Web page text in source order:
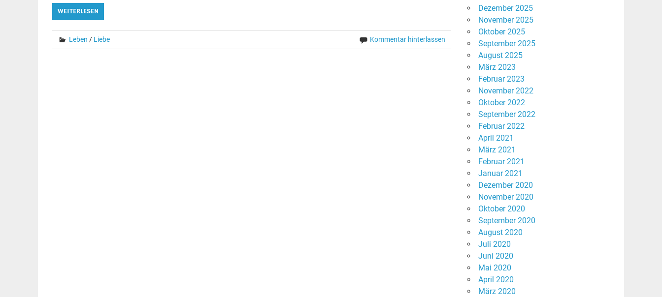
WEITERLESEN
Leben / Liebe Kommentar hinterlassen
Dezember 2025
November 2025
Oktober 2025
September 2025
August 2025
März 2023
Februar 2023
November 2022
Oktober 2022
September 2022
Februar 2022
April 2021
März 2021
Februar 2021
Januar 2021
Dezember 2020
November 2020
Oktober 2020
September 2020
August 2020
Juli 2020
Juni 2020
Mai 2020
April 2020
März 2020